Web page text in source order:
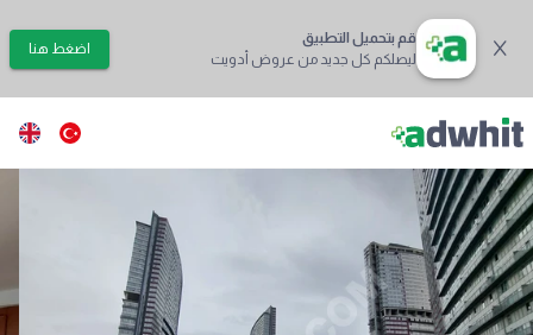
قم بتحميل التطبيق
ليصلكم كل جديد من عروض أدويت
اضغط هنا